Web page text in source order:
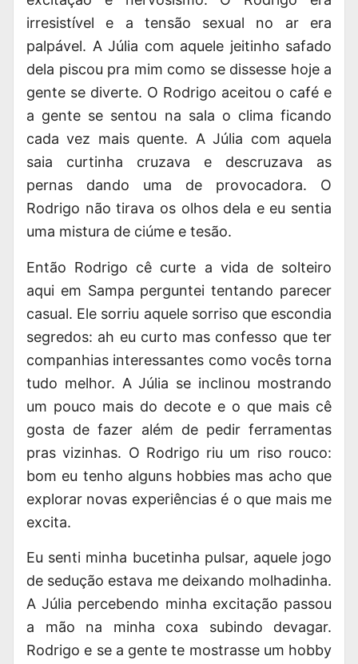
irresistível e a tensão sexual no ar era
palpável. A Júlia com aquele jeitinho safado
dela piscou pra mim como se dissesse hoje a
gente se diverte. O Rodrigo aceitou o café e
a gente se sentou na sala o clima ficando
cada vez mais quente. A Júlia com aquela
saia curtinha cruzava e descruzava as
pernas dando uma de provocadora. O
Rodrigo não tirava os olhos dela e eu sentia
uma mistura de ciúme e tesão.
Então Rodrigo cê curte a vida de solteiro
aqui em Sampa perguntei tentando parecer
casual. Ele sorriu aquele sorriso que escondia
segredos: ah eu curto mas confesso que ter
companhias interessantes como vocês torna
tudo melhor. A Júlia se inclinou mostrando
um pouco mais do decote e o que mais cê
gosta de fazer além de pedir ferramentas
pras vizinhas. O Rodrigo riu um riso rouco:
bom eu tenho alguns hobbies mas acho que
explorar novas experiências é o que mais me
excita.
Eu senti minha bucetinha pulsar, aquele jogo
de sedução estava me deixando molhadinha.
A Júlia percebendo minha excitação passou
a mão na minha coxa subindo devagar.
Rodrigo e se a gente te mostrasse um hobby